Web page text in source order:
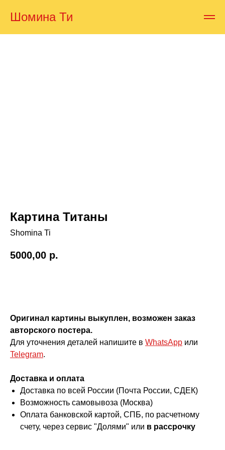
Шомина Ти
Картина Титаны
Shomina Ti
5000,00 р.
Оригинал картины выкуплен, возможен заказ
авторского постера.
Для уточнения деталей напишите в WhatsApp или
Telegram.
Доставка и оплата
Доставка по всей России (Почта России, СДЕК)
Возможность самовывоза (Москва)
Оплата банковской картой, СПБ, по расчетному
счету, через сервис "Долями" или в рассрочку